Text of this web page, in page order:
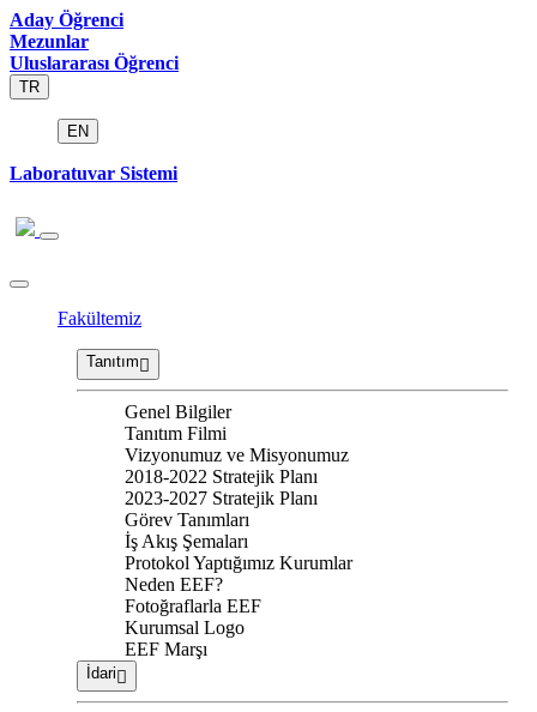
Aday Öğrenci
Mezunlar
Uluslararası Öğrenci
TR
EN
Laboratuvar Sistemi
Fakültemiz
Tanıtım
Genel Bilgiler
Tanıtım Filmi
Vizyonumuz ve Misyonumuz
2018-2022 Stratejik Planı
2023-2027 Stratejik Planı
Görev Tanımları
İş Akış Şemaları
Protokol Yaptığımız Kurumlar
Neden EEF?
Fotoğraflarla EEF
Kurumsal Logo
EEF Marşı
İdari